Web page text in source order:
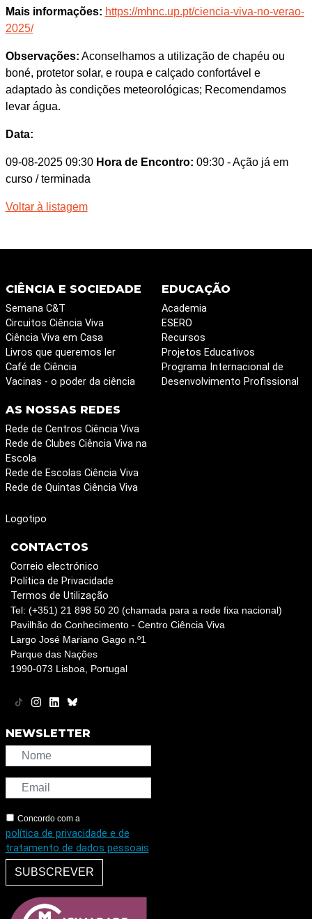
Mais informações: https://mhnc.up.pt/ciencia-viva-no-verao-
2025/
Observações: Aconselhamos a utilização de chapéu ou
boné, protetor solar, e roupa e calçado confortável e
adaptado às condições meteorológicas; Recomendamos
levar água.
Data:
09-08-2025 09:30 Hora de Encontro: 09:30 - Ação já em
curso / terminada
Voltar à listagem
CIÊNCIA E SOCIEDADE
Semana C&T
Circuitos Ciência Viva
Ciência Viva em Casa
Livros que queremos ler
Café de Ciência
Vacinas - o poder da ciência
EDUCAÇÃO
Academia
ESERO
Recursos
Projetos Educativos
Programa Internacional de
Desenvolvimento Profissional
AS NOSSAS REDES
Rede de Centros Ciência Viva
Rede de Clubes Ciência Viva na
Escola
Rede de Escolas Ciência Viva
Rede de Quintas Ciência Viva
Logotipo
CONTACTOS
Correio electrónico
Política de Privacidade
Termos de Utilização
Tel: (+351) 21 898 50 20 (chamada para a rede fixa nacional)
Pavilhão do Conhecimento - Centro Ciência Viva
Largo José Mariano Gago n.º1
Parque das Nações
1990-073 Lisboa, Portugal
NEWSLETTER
Concordo com a
política de privacidade e de
tratamento de dados pessoais
SUBSCREVER